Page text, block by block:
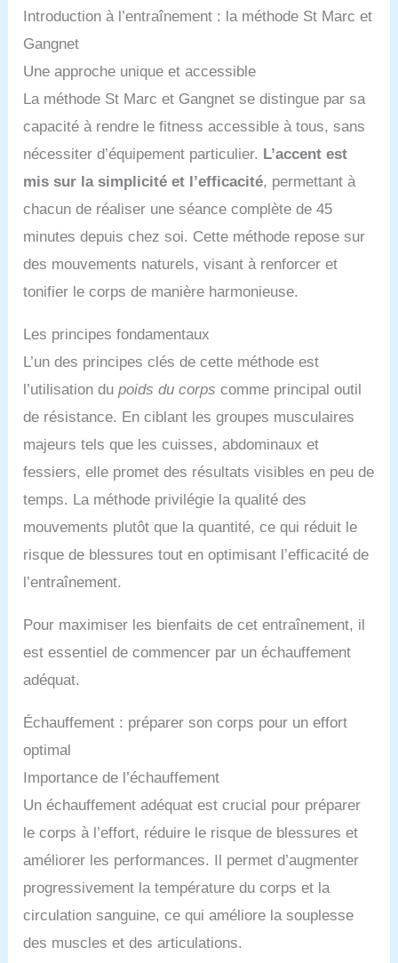
Introduction à l’entraînement : la méthode St Marc et
Gangnet
Une approche unique et accessible
La méthode St Marc et Gangnet se distingue par sa
capacité à rendre le fitness accessible à tous, sans
nécessiter d’équipement particulier. L’accent est
mis sur la simplicité et l’efficacité, permettant à
chacun de réaliser une séance complète de 45
minutes depuis chez soi. Cette méthode repose sur
des mouvements naturels, visant à renforcer et
tonifier le corps de manière harmonieuse.
Les principes fondamentaux
L’un des principes clés de cette méthode est
l’utilisation dupoids du corps comme principal outil
de résistance. En ciblant les groupes musculaires
majeurs tels que les cuisses, abdominaux et
fessiers, elle promet des résultats visibles en peu de
temps. La méthode privilégie la qualité des
mouvements plutôt que la quantité, ce qui réduit le
risque de blessures tout en optimisant l’efficacité de
l’entraînement.
Pour maximiser les bienfaits de cet entraînement, il
est essentiel de commencer par un échauffement
adéquat.
Échauffement : préparer son corps pour un effort
optimal
Importance de l’échauffement
Un échauffement adéquat est crucial pour préparer
le corps à l’effort, réduire le risque de blessures et
améliorer les performances. Il permet d’augmenter
progressivement la température du corps et la
circulation sanguine, ce qui améliore la souplesse
des muscles et des articulations.